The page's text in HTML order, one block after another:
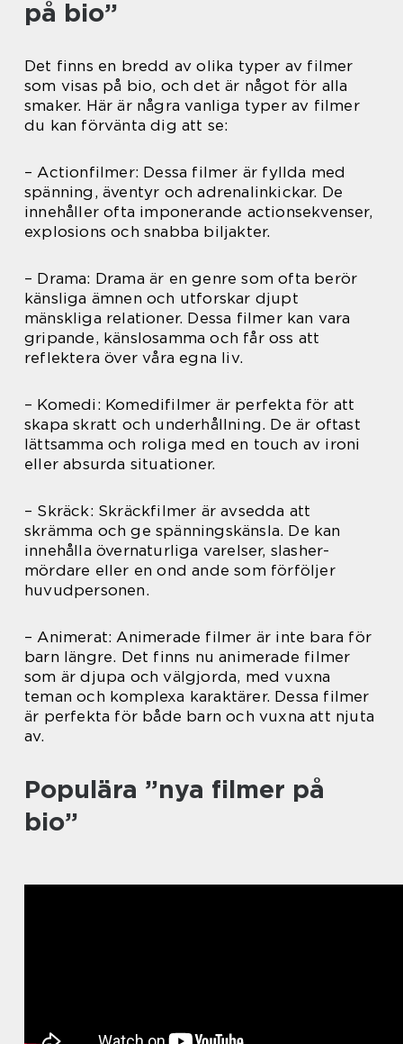
på bio”
Det finns en bredd av olika typer av filmer
som visas på bio, och det är något för alla
smaker. Här är några vanliga typer av filmer
du kan förvänta dig att se:
– Actionfilmer: Dessa filmer är fyllda med
spänning, äventyr och adrenalinkickar. De
innehåller ofta imponerande actionsekvenser,
explosions och snabba biljakter.
– Drama: Drama är en genre som ofta berör
känsliga ämnen och utforskar djupt
mänskliga relationer. Dessa filmer kan vara
gripande, känslosamma och får oss att
reflektera över våra egna liv.
– Komedi: Komedifilmer är perfekta för att
skapa skratt och underhållning. De är oftast
lättsamma och roliga med en touch av ironi
eller absurda situationer.
– Skräck: Skräckfilmer är avsedda att
skrämma och ge spänningskänsla. De kan
innehålla övernaturliga varelser, slasher-
mördare eller en ond ande som förföljer
huvudpersonen.
– Animerat: Animerade filmer är inte bara för
barn längre. Det finns nu animerade filmer
som är djupa och välgjorda, med vuxna
teman och komplexa karaktärer. Dessa filmer
är perfekta för både barn och vuxna att njuta
av.
Populära ”nya filmer på
bio”